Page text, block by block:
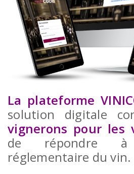
La plateforme
solution digitale
vignerons pour les
de répondre à
réglementaire du vin.